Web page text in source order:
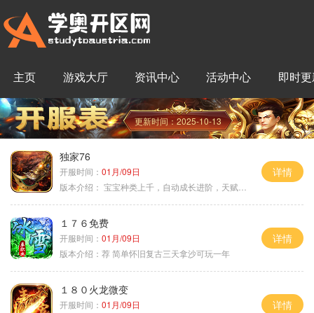
主页 游戏大厅 资讯中心 活动中心 即时
更新时间：2025-10-13
独家76
开服时间： 01月/09日
版本介绍： 宝宝种类上千，自动成长进阶，天赋培养
详情
１７６免费
开服时间： 01月/09日
版本介绍： 荐 简单怀旧复古三天拿沙可玩一年
详情
１８０火龙微变
开服时间： 01月/09日
详情